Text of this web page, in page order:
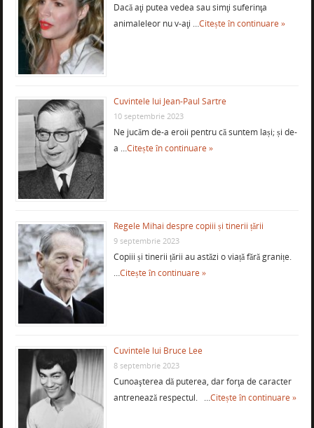
Dacă aţi putea vedea sau simţi suferinţa
animaleleor nu v-aţi …Citește în continuare »
Cuvintele lui Jean-Paul Sartre
10 septembrie 2023
Ne jucăm de-a eroii pentru că suntem lași; și de-
a …Citește în continuare »
Regele Mihai despre copiii și tinerii țării
9 septembrie 2023
Copiii și tinerii țării au astăzi o viață fără granițe.
…Citește în continuare »
Cuvintele lui Bruce Lee
8 septembrie 2023
Cunoaşterea dă puterea, dar forţa de caracter
antrenează respectul. …Citește în continuare »